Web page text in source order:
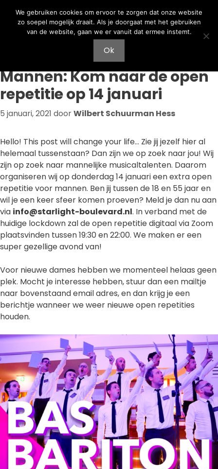
naar
naar
Mannen: Kom naar de open
repetitie op 14 januari
5 januari, 2021 doorWilbert Schuurman Hess
Hello! This post will change your life… Zie jij jezelf hier al
helemaal tussenstaan? Dan zijn we op zoek naar jou! Wij
zijn op zoek naar mannelijke musicaltalenten. Daarom
organiseren wij op donderdag 14 januari een extra open
repetitie voor mannen. Ben jij tussen de 18 en 55 jaar en
wil je een keer sfeer komen proeven? Meld je dan nu aan
via info@starlight-boulevard.nl. In verband met de
huidige lockdown zal de open repetitie digitaal via Zoom
plaatsvinden tussen 19:30 en 22:00. We maken er een
super gezellige avond van!
Voor nieuwe dames hebben we momenteel helaas geen
plek. Mocht je interesse hebben, stuur dan een mailtje
naar bovenstaand email adres, en dan krijg je een
berichtje wanneer we weer nieuwe open repetities
houden.
We gebruiken cookies om ervoor te zorgen dat onze website
zo soepel mogelijk draait. Als je doorgaat met het gebruiken
van de website, gaan we er vanuit dat ermee instemt.
Ok